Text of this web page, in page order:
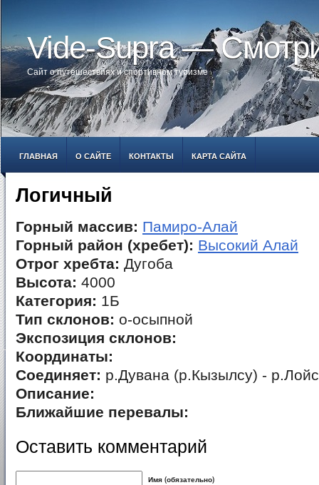
Vide-Supra —
Сайт о путешествиях и спортивном туризме
ГЛАВНАЯ О САЙТЕ КОНТАКТЫ КАРТА САЙТА
Логичный
Горный массив: Памиро-Алай
Горный район (хребет): Высокий Алай
Отрог хребта: Дугоба
Высота: 4000
Категория: 1Б
Тип склонов: о-осыпной
Экспозиция склонов:
Координаты:
Соединяет: р.Дувана (р.Кызылсу) -
Описание:
Ближайшие перевалы:
Оставить комментарий
Имя (обязательно)